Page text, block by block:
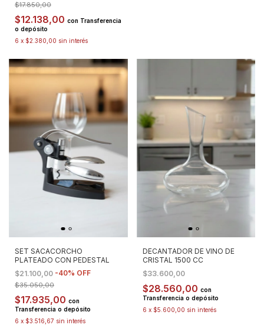
$17.850,00
$12.138,00 con Transferencia
o depósito
6 x $2.380,00 sin interés
SET SACACORCHO
PLATEADO CON PEDESTAL
$21.100,00 -40% OFF
$35.050,00
$17.935,00 con
Transferencia o depósito
6 x $3.516,67 sin interés
DECANTADOR DE VINO DE
CRISTAL 1500 CC
$33.600,00
$28.560,00 con
Transferencia o depósito
6 x $5.600,00 sin interés